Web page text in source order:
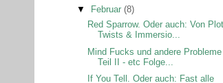
▼
Februar (8)
Red Sparrow. Oder auch: Von
Twists & Immersio...
Mind Fucks und andere Probleme
Teil II - etc Folge...
If You Tell. Oder auch: Fast alle